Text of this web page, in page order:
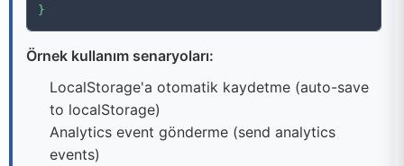
}
Örnek kullanım senaryoları:
LocalStorage'a otomatik kaydetme (auto-save
to localStorage)
Analytics event gönderme (send analytics
events)